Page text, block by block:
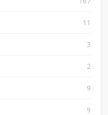
11
3
2
9
9